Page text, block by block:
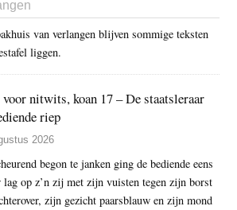
van verlangen blijven sommige teksten
liggen.
nitwits, koan 17 – De staatsleraar
riep
2026
begon te janken ging de bediende eens
lag op z’n zij met zijn vuisten tegen zijn borst
zijn gezicht paarsblauw en zijn mond